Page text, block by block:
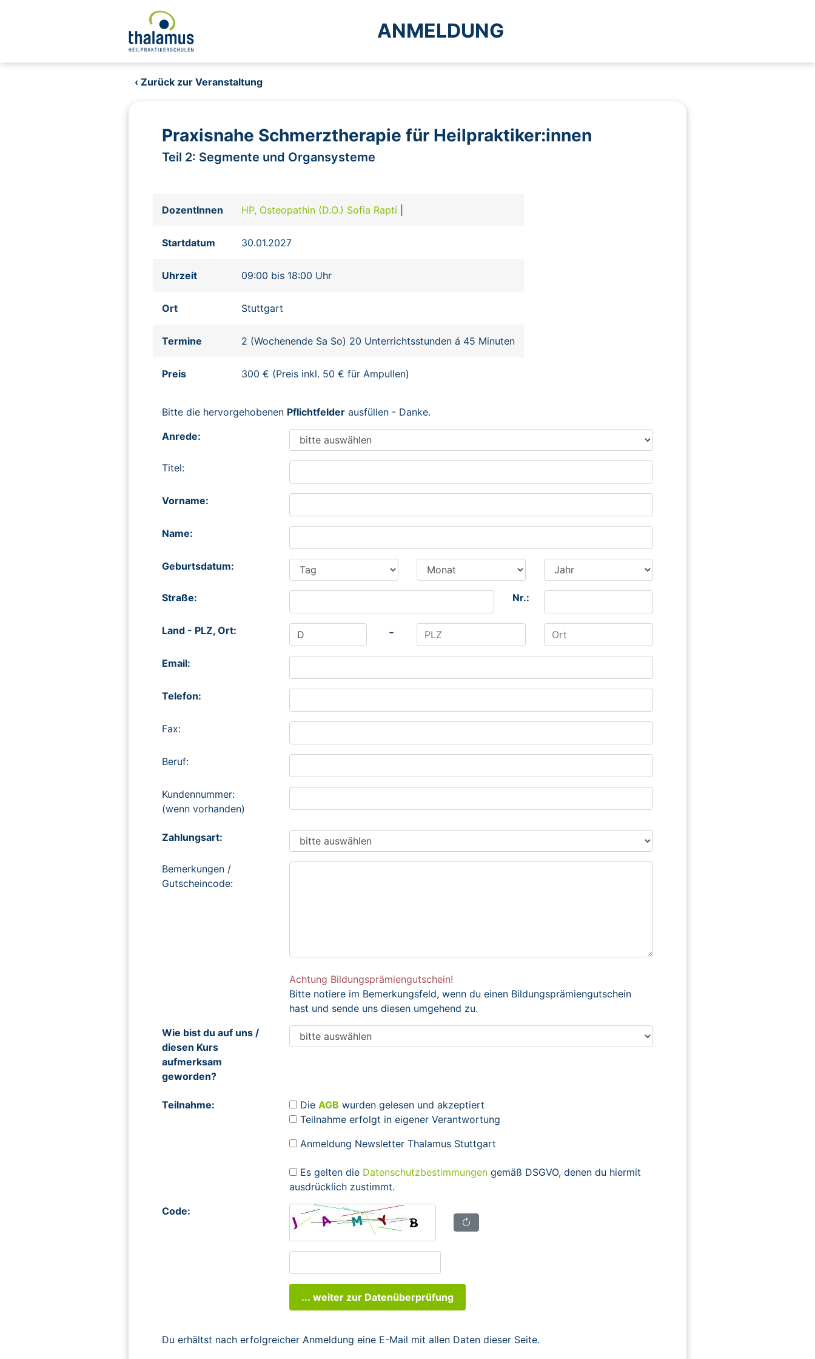
ANMELDUNG
‹ Zurück zur Veranstaltung
Praxisnahe Schmerztherapie für Heilpraktiker:innen
Teil 2: Segmente und Organsysteme
DozentInnen HP, Osteopathin (D.O.) Sofia Rapti
Startdatum 30.01.2027
Uhrzeit 09:00 bis 18:00 Uhr
Ort Stuttgart
Termine 2 (Wochenende Sa So) 20 Unterrichtsstunden á 45 Minuten
Preis 300 € (Preis inkl. 50 € für Ampullen)
Bitte die hervorgehobenen Pflichtfelder ausfüllen - Danke.
Anrede:
Titel:
Vorname:
Name:
Geburtsdatum:
Straße: Nr.:
Land - PLZ, Ort: -
Email:
Telefon:
Fax:
Beruf:
Kundennummer:
(wenn vorhanden)
Zahlungsart:
Bemerkungen /
Gutscheincode:
Achtung Bildungsprämiengutschein!
Bitte notiere im Bemerkungsfeld, wenn du einen Bildungsprämiengutschein
hast und sende uns diesen umgehend zu.
Wie bist du auf uns /
diesen Kurs
aufmerksam
geworden?
Teilnahme: Die AGB wurden gelesen und akzeptiert
Teilnahme erfolgt in eigener Verantwortung
Anmeldung Newsletter Thalamus Stuttgart
Es gelten die Datenschutzbestimmungen gemäß DSGVO, denen du hiermit
ausdrücklich zustimmt.
Code:
... weiter zur Datenüberprüfung
Du erhältst nach erfolgreicher Anmeldung eine E-Mail mit allen Daten dieser Seite.